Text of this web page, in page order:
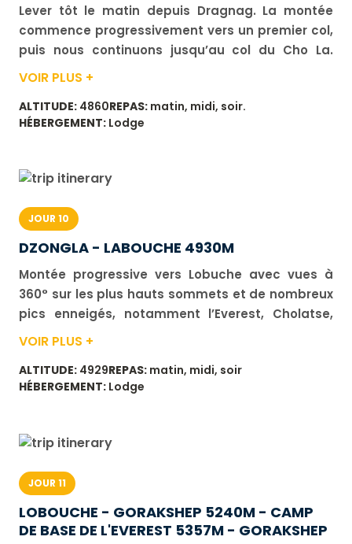
Lever tôt le matin depuis Dragnag. La montée
commence progressivement vers un premier col,
puis nous continuons jusqu’au col du Cho La.
Belle ambiance glaciaire au col, au pied des
Ensuite, nous descendons sur un glacier et
évoluons dessus avant de redescendre jusqu’à
positif 800 m, négatif 570 m.
VOIR PLUS +
ALTITUDE: 4860REPAS: matin, midi, soir.
HÉBERGEMENT: Lodge
JOUR 10
DZONGLA - LABOUCHE 4930M
Montée progressive vers Lobuche avec vues à
360° sur les plus hauts sommets et de nombreux
pics enneigés, notamment l’Everest, Cholatse,
Pumori, Ama Dablam, Thamserku, Khanglemu,
et fin de journée libre. Possibilité de se balader
librement dans les alentours. Durée de marche :
m.
VOIR PLUS +
ALTITUDE: 4929REPAS: matin, midi, soir
HÉBERGEMENT: Lodge
JOUR 11
LOBOUCHE - GORAKSHEP 5240M - CAMP
DE BASE DE L'EVEREST 5357M - GORAKSHEP